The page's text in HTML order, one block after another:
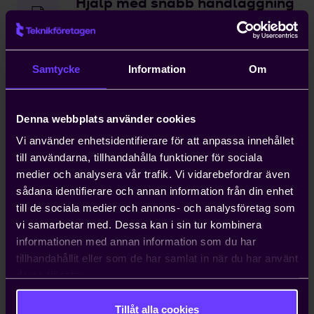
Samtycke Information Om
Denna webbplats använder cookies
Vi använder enhetsidentifierare för att anpassa innehållet
till användarna, tillhandahålla funktioner för sociala
medier och analysera vår trafik. Vi vidarebefordrar även
sådana identifierare och annan information från din enhet
till de sociala medier och annons- och analysföretag som
vi samarbetar med. Dessa kan i sin tur kombinera
informationen med annan information som du har
tillhandahållit eller som de har samlat in när du har använt
Tillåt alla cookies
Kompetensförsörjning är ett växande
anställa icke-EU-medborgare kan ta upp
till ett år. Teknikföretagen kan ordna
Hjälp med att driva viktiga
näringspolitiska frågor
Vi bedriver påverkans- och
opinionsarbete i Sverige och EU för att
ta tillvara våra medlemmars intressen.
Genom oss har du möjlighet att påverka
beslut som du som enskilt företag i
vanliga fall bara får ta konsekvenserna av.